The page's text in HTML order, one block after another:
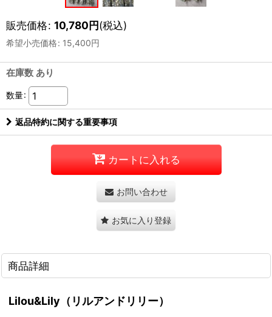
販売価格: 10,780円(税込)
希望小売価格: 15,400円
在庫数 あり
数量:
返品特約に関する重要事項
カートに入れる
お問い合わせ
お気に入り登録
商品詳細
Lilou&Lily（リルアンドリリー）